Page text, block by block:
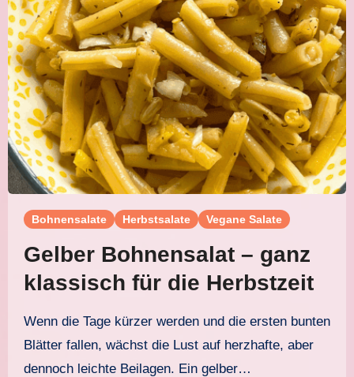
Bohnensalate Herbstsalate Vegane Salate
Gelber Bohnensalat – ganz
klassisch für die Herbstzeit
Wenn die Tage kürzer werden und die ersten bunten
Blätter fallen, wächst die Lust auf herzhafte, aber
dennoch leichte Beilagen. Ein gelber…